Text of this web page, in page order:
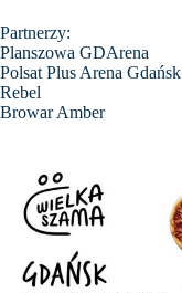
Partnerzy:
Planszowa GDArena
Polsat Plus Arena Gdańsk
Rebel
Browar Amber